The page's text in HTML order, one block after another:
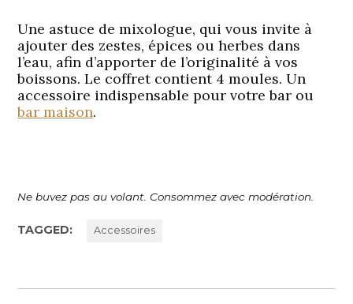
Une astuce de mixologue, qui vous invite à
ajouter des zestes, épices ou herbes dans
l’eau, afin d’apporter de l’originalité à vos
boissons. Le coffret contient 4 moules. Un
accessoire indispensable pour votre bar ou
bar maison.
Ne buvez pas au volant. Consommez avec modération.
TAGGED: Accessoires